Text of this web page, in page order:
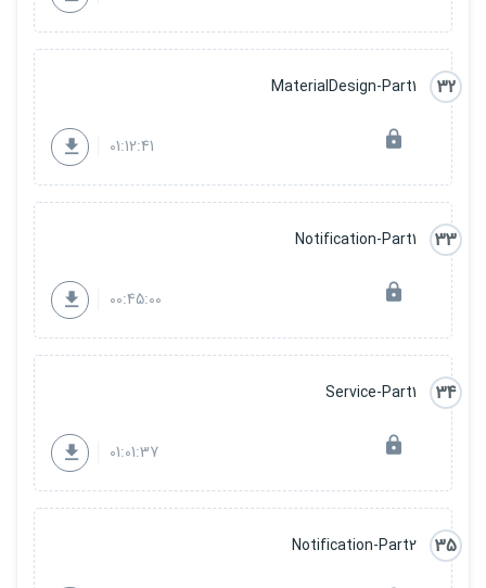
32
MaterialDesign-Part1
01:12:41
33
Notification-Part1
00:45:00
34
Service-Part1
01:01:37
35
Notification-Part2